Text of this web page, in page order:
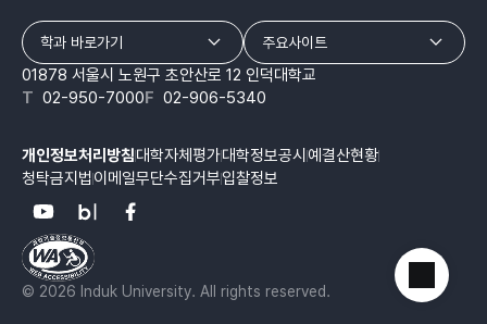
학과 바로가기 주요사이트
01878 서울시 노원구 초안산로 12 인덕대학교
T 02-950-7000F 02-906-5340
개인정보처리방침대학자체평가대학정보공시 예결산현황
청탁금지법이메일무단수집거부입찰정보
© 2026 Induk University. All rights reserved.